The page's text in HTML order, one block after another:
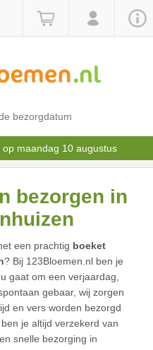
bezorgdatum
maandag 10 augustus
bezorgen in
een prachtig boeket
? Bij 123Bloemen.nl ben je
gaat om een verjaardag,
gebaar, wij zorgen
en vers worden bezorgd
je altijd verzekerd van
snelle bezorging in